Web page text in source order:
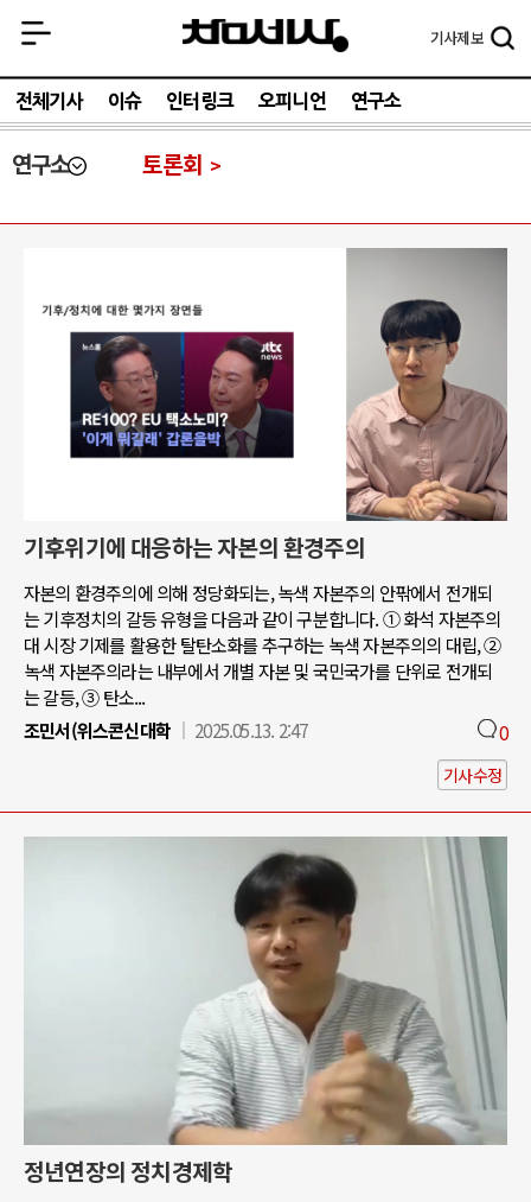
기사제보
전체기사 이슈 인터링크 오피니언 연구소
연구소 토론회
기후위기에 대응하는 자본의 환경주의
자본의 환경주의에 의해 정당화되는, 녹색 자본주의 안팎에서 전개되
는 기후정치의 갈등 유형을 다음과 같이 구분합니다. ① 화석 자본주의
대 시장 기제를 활용한 탈탄소화를 추구하는 녹색 자본주의의 대립, ②
녹색 자본주의라는 내부에서 개별 자본 및 국민국가를 단위로 전개되
는 갈등, ③ 탄소...
조민서(위스콘신대학
2025.05.13. 2:47 0
기사수정
정년연장의 정치경제학